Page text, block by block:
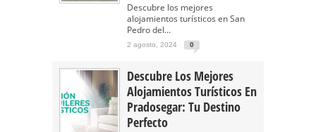
Descubre los mejores
alojamientos turísticos en San
Pedro del...
2 agosto, 2024 0
Descubre Los Mejores
Alojamientos Turísticos En
Pradosegar: Tu Destino
Perfecto